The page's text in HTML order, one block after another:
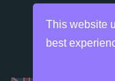
This website
best